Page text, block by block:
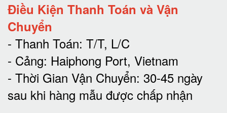
Điều Kiện Thanh Toán và Vận
Chuyển
- Thanh Toán: T/T, L/C
- Cảng: Haiphong Port, Vietnam
- Thời Gian Vận Chuyển: 30-45 ngày
sau khi hàng mẫu được chấp nhận